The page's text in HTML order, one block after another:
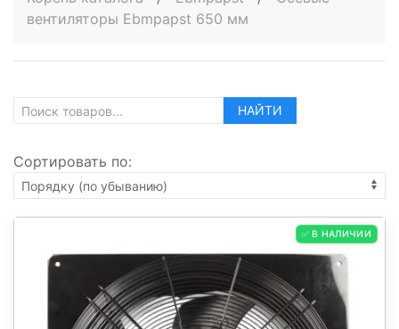
вентиляторы Ebmpapst 650 мм
НАЙТИ
Сортировать по:
✅ В НАЛИЧИИ